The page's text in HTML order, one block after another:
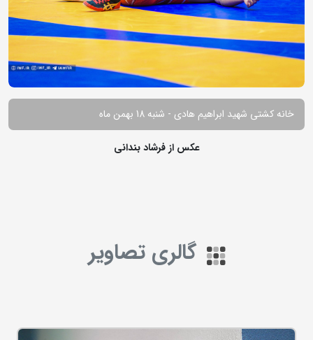
خانه کشتی شهید ابراهیم هادی - شنبه 18 بهمن ماه
عکس از فرشاد بندانی
گالری تصاویر